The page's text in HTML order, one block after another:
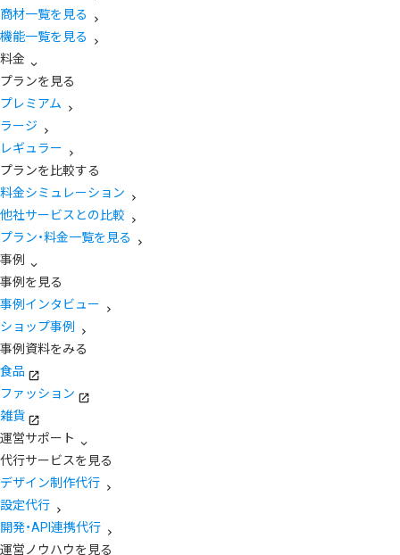
商材一覧を見る
機能一覧を見る
料金
プランを見る
プレミアム
ラージ
レギュラー
プランを比較する
料金シミュレーション
他社サービスとの比較
プラン・料金一覧を見る
事例
事例を見る
事例インタビュー
ショップ事例
事例資料をみる
食品
ファッション
雑貨
運営サポート
代行サービスを見る
デザイン制作代行
設定代行
開発・API連携代行
運営ノウハウを見る